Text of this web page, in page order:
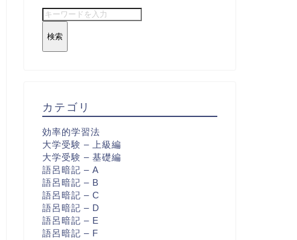
検索
カテゴリ
効率的学習法
大学受験 – 上級編
大学受験 – 基礎編
語呂暗記 – A
語呂暗記 – B
語呂暗記 – C
語呂暗記 – D
語呂暗記 – E
語呂暗記 – F